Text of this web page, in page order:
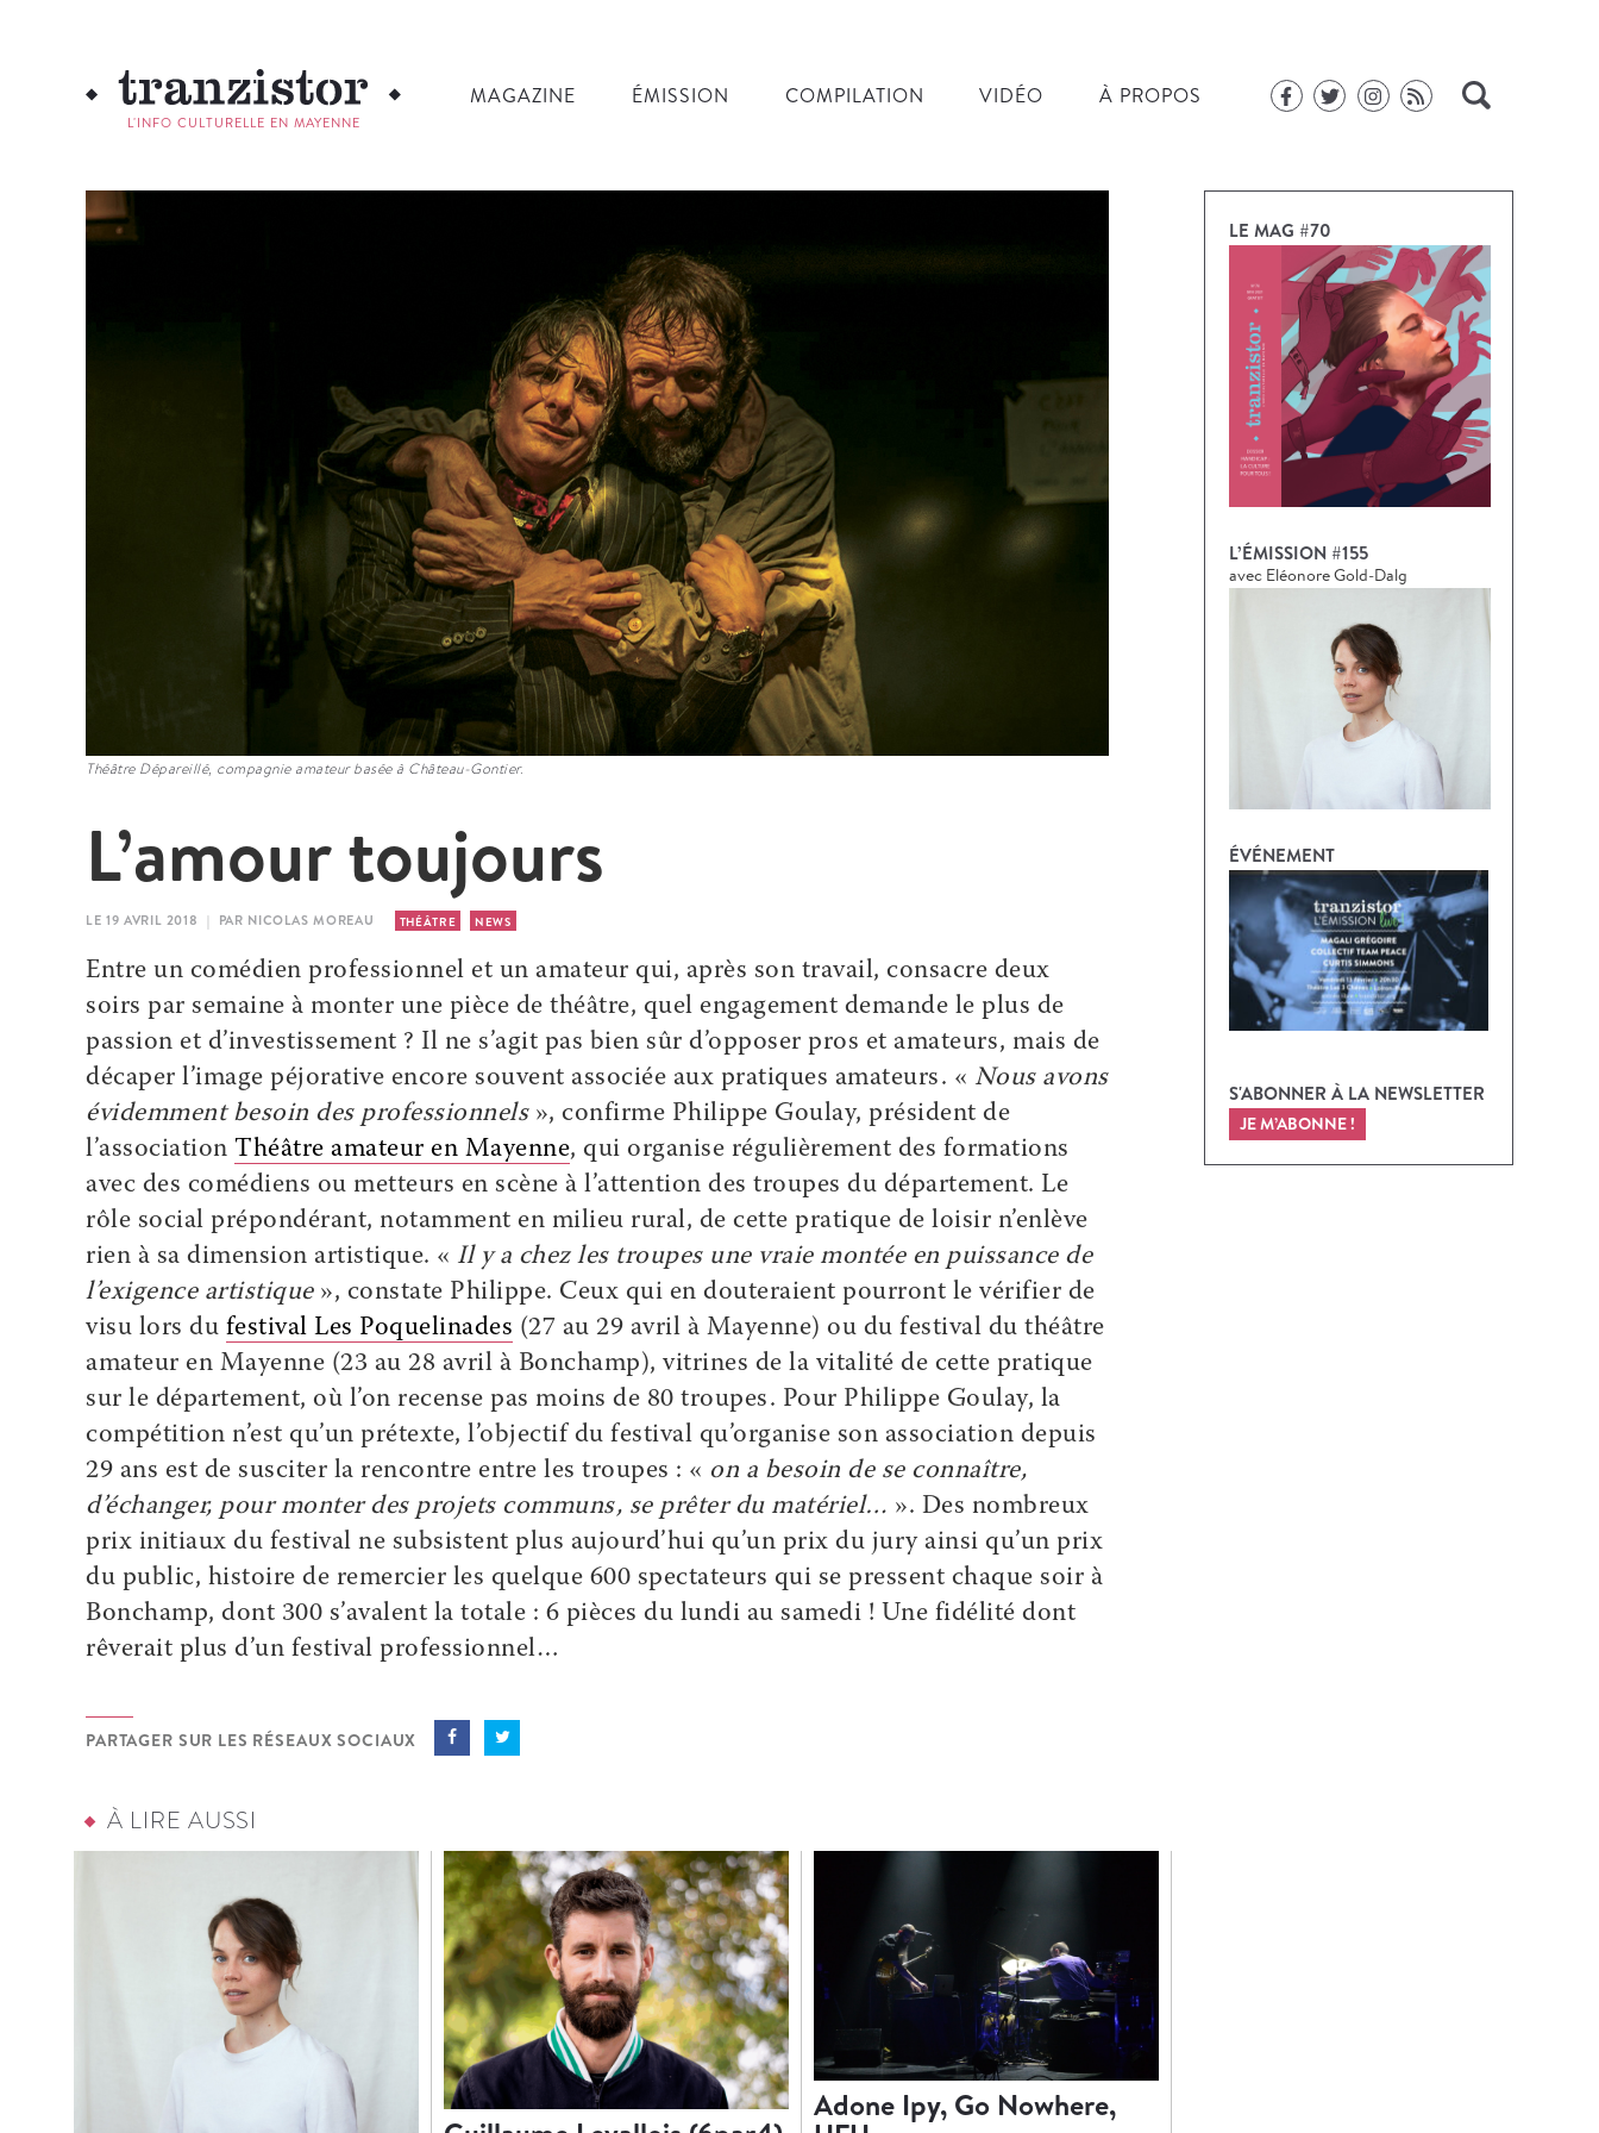
L'INFO CULTURELLE EN MAYENNE
MAGAZINE ÉMISSION COMPILATION VIDÉO À PROPOS
Théâtre Dépareillé, compagnie amateur basée à Château-Gontier.
L’amour toujours
LE 19 AVRIL 2018 | PAR NICOLAS MOREAU THÉÂTRE NEWS
Entre un comédien professionnel et un amateur qui, après son travail, consacre deux
soirs par semaine à monter une pièce de théâtre, quel engagement demande le plus de
passion et d’investissement ? Il ne s’agit pas bien sûr d’opposer pros et amateurs, mais de
décaper l’image péjorative encore souvent associée aux pratiques amateurs. « Nous avons
évidemment besoin des professionnels», confirme Philippe Goulay, président de
l’association Théâtre amateur en Mayenne, qui organise régulièrement des formations
avec des comédiens ou metteurs en scène à l’attention des troupes du département. Le
rôle social prépondérant, notamment en milieu rural, de cette pratique de loisir n’enlève
rien à sa dimension artistique. « Il y a chez les troupes une vraie montée en puissance de
l’exigence artistique», constate Philippe. Ceux qui en douteraient pourront le vérifier de
visu lors du festival Les Poquelinades (27 au 29 avril à Mayenne) ou du festival du théâtre
amateur en Mayenne (23 au 28 avril à Bonchamp), vitrines de la vitalité de cette pratique
sur le département, où l’on recense pas moins de 80 troupes. Pour Philippe Goulay, la
compétition n’est qu’un prétexte, l’objectif du festival qu’organise son association depuis
29 ans est de susciter la rencontre entre les troupes : « on a besoin de se connaître,
d’échanger, pour monter des projets communs, se prêter du matériel… ». Des nombreux
prix initiaux du festival ne subsistent plus aujourd’hui qu’un prix du jury ainsi qu’un prix
du public, histoire de remercier les quelque 600 spectateurs qui se pressent chaque soir à
Bonchamp, dont 300 s’avalent la totale : 6 pièces du lundi au samedi ! Une fidélité dont
rêverait plus d’un festival professionnel…
PARTAGER SUR LES RÉSEAUX SOCIAUX
À LIRE AUSSI
Adone Ipy, Go Nowhere,
LE MAG #70
L’ÉMISSION #155
avec Eléonore Gold-Dalg
ÉVÉNEMENT
S'ABONNER À LA NEWSLETTER
JE M’ABONNE !